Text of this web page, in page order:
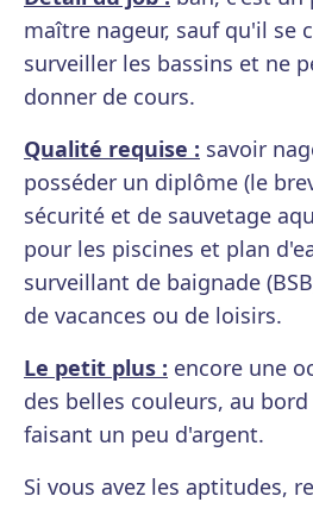
maître nageur, sauf qu'il se
surveiller les bassins et ne
donner de cours.
Qualité requise : savoir
posséder un diplôme (le
sécurité et de sauvetage
pour les piscines et plan
surveillant de baignade
de vacances ou de loisirs.
Le petit plus : encore une
des belles couleurs, au
faisant un peu d'argent.
Si vous avez les aptitudes,